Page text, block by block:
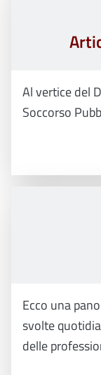
Al vertice del
Soccorso
Ecco una
svolte
delle